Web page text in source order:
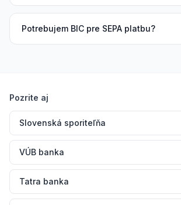
Potrebujem BIC pre SEPA platbu?
Pozrite aj
Slovenská sporiteľňa
VÚB banka
Tatra banka